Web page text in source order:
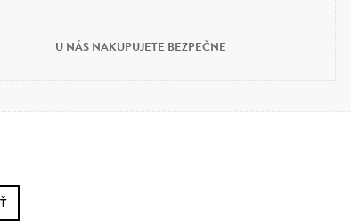
U NÁS NAKUPUJETE BEZPEČNE